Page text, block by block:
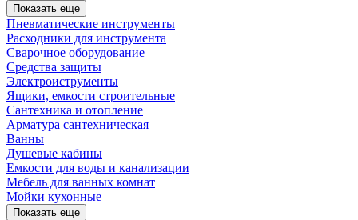
Показать еще
Пневматические инструменты
Расходники для инструмента
Сварочное оборудование
Средства защиты
Электроиструменты
Ящики, емкости строительные
Сантехника и отопление
Арматура сантехническая
Ванны
Душевые кабины
Емкости для воды и канализации
Мебель для ванных комнат
Мойки кухонные
Показать еще